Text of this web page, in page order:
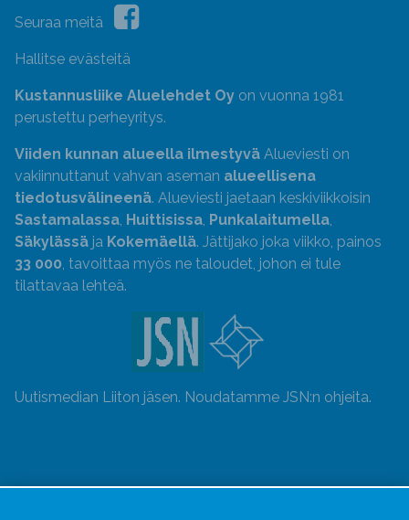
Seuraa meitä
Hallitse evästeitä
Kustannusliike Aluelehdet Oy on vuonna 1981
perustettu perheyritys.
Viiden kunnan alueella ilmestyvä Alueviesti on
vakiinnuttanut vahvan aseman alueellisena
tiedotusvälineenä. Alueviesti jaetaan keskiviikkoisin
Sastamalassa, Huittisissa, Punkalaitumella,
Säkylässä ja Kokemäellä. Jättijako joka viikko, painos
33 000, tavoittaa myös ne taloudet, johon ei tule
tilattavaa lehteä.
Uutismedian Liiton jäsen. Noudatamme JSN:n ohjeita.